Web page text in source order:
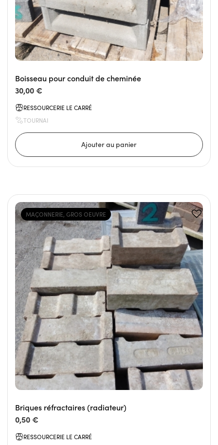
Boisseau pour conduit de cheminée
30,00 €
RESSOURCERIE LE CARRÉ
TOURNAI
MAÇONNERIE, GROS OEUVRE
Briques réfractaires (radiateur)
0,50 €
RESSOURCERIE LE CARRÉ